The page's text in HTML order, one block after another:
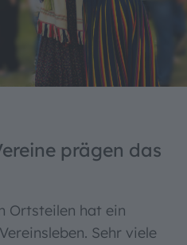
prägen das
Ortsteilen hat ein
Sehr viele